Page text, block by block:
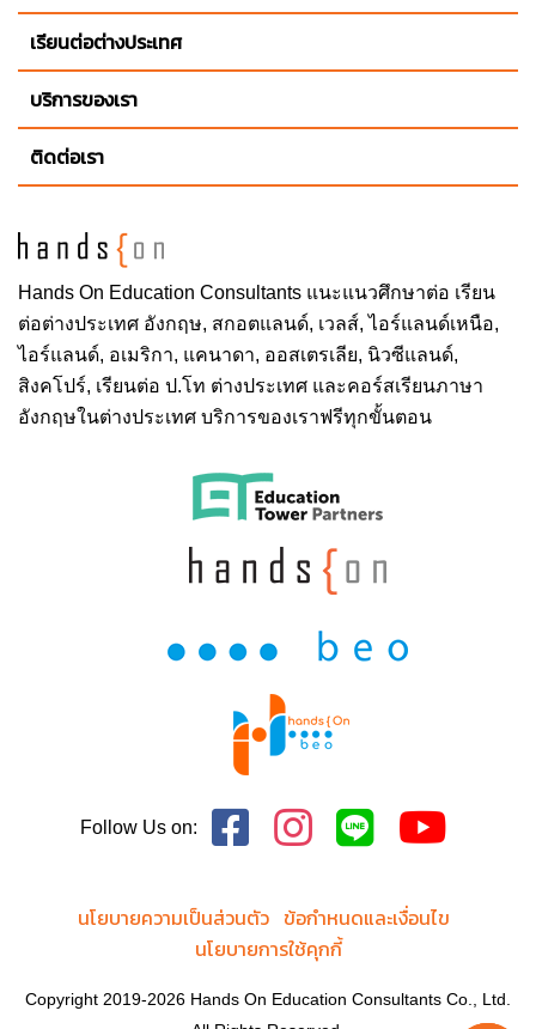
Institute of Child Nutrition
Lott Leadership Institute
McLean Institute for Public Service and
Community Engagement
Mississippi Hills Institute for Heritage Resource
Management
Research Institute of Pharmaceutical Science
Mississippi Mineral Resources Institute
Bachelor of General Studies
iStudy @ Ole Miss (Independent Study)
Outreach and Continuing Education
Office of Summer School
Summer School and Intersessions
Hands On Education Consultants แนะแนวศึกษาต่อ เรียน
ต่อต่างประเทศ อังกฤษ, สกอตแลนด์, เวลส์, ไอร์แลนด์เหนือ,
ไอร์แลนด์, อเมริกา, แคนาดา, ออสเตรเลีย, นิวซีแลนด์,
สิงคโปร์, เรียนต่อ ป.โท ต่างประเทศ และคอร์สเรียนภาษา
อังกฤษในต่างประเทศ บริการของเราฟรีทุกขั้นตอน
เรียนต่อต่างประเทศ
บริการของเรา
ติดต่อเรา
Follow Us on:
นโยบายความเป็นส่วนตัว ข้อกำหนดและเงื่อนไข
นโยบายการใช้คุกกี้
Copyright 2019-2026 Hands On Education Consultants Co., Ltd.